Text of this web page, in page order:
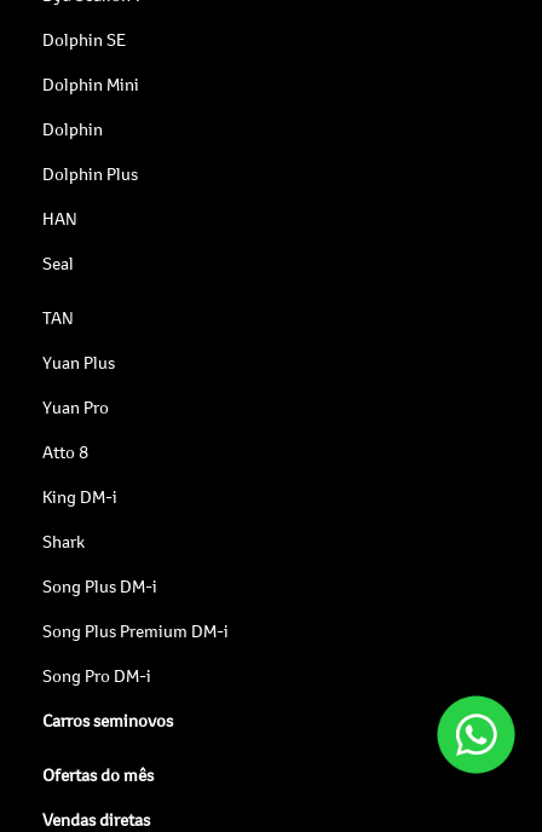
Dolphin SE
Dolphin Mini
Dolphin
Dolphin Plus
HAN
Seal
TAN
Yuan Plus
Yuan Pro
Atto 8
King DM-i
Shark
Song Plus DM-i
Song Plus Premium DM-i
Song Pro DM-i
Carros seminovos
Ofertas do mês
Vendas diretas